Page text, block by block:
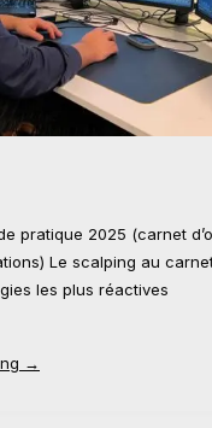
pratique 2025 (carnet
Le scalping au
les plus réactives
→